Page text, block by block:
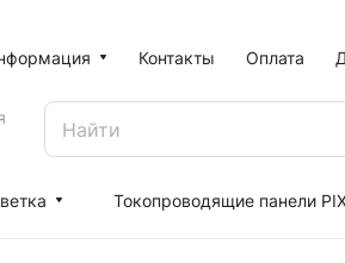
Контакты Оплата
Токопроводящие панели